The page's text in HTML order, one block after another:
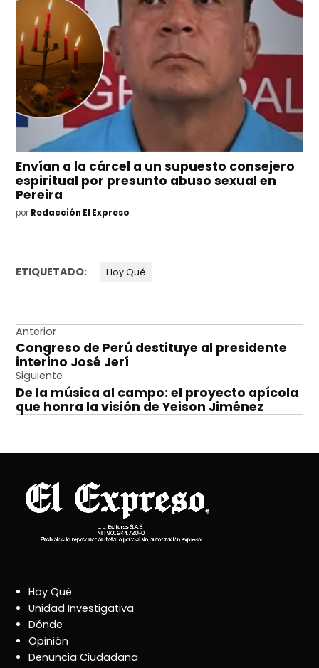
Envían a la cárcel a un supuesto consejero
espiritual por presunto abuso sexual en
Pereira
por Redacción El Expreso
ETIQUETADO: Hoy Qué
Navegación
de
entradas
Anterior
Congreso de Perú destituye al presidente
interino José Jerí
Siguiente
De la música al campo: el proyecto apícola
que honra la visión de Yeison Jiménez
Hoy Qué
Unidad Investigativa
Dónde
Opinión
Denuncia Ciudadana